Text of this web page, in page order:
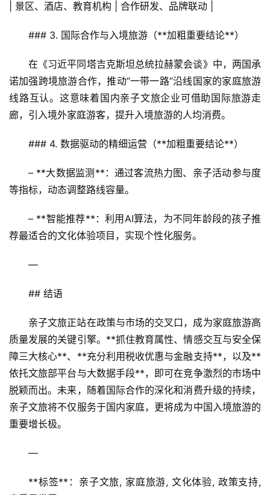
| 景区、酒店、教育机构 | 合作研发、品牌联动 |
### 3. 国际合作与入境旅游（**加粗重要结论**）
在《习近平同塔吉克斯坦总统拉赫蒙会谈》中，两国承
诺加强跨境旅游合作，推动“一带一路”沿线国家的家庭旅游
线路互认。这意味着国内亲子文旅企业可借助国际旅游走
廊，引入境外家庭游客，提升入境旅游的人均消费。
### 4. 数据驱动的精细运营（**加粗重要结论**）
– **大数据监测**：通过客流热力图、亲子活动参与度
等指标，动态调整路线容量。
– **智能推荐**：利用AI算法，为不同年龄段的孩子推
荐最适合的文化体验项目，实现个性化服务。
—
## 结语
亲子文旅正站在政策与市场的交叉口，成为家庭旅游高
质量发展的关键引擎。**抓住教育属性、情感交互与安全保
障三大核心**、**充分利用税收优惠与金融支持**，以及**
依托文旅部平台与大数据手段**，即可在竞争激烈的市场中
脱颖而出。未来，随着国际合作的深化和消费升级的持续，
亲子文旅将不仅服务于国内家庭，更将成为中国入境旅游的
重要增长极。
—
**标签**：亲子文旅, 家庭旅游, 文化体验, 政策支持,